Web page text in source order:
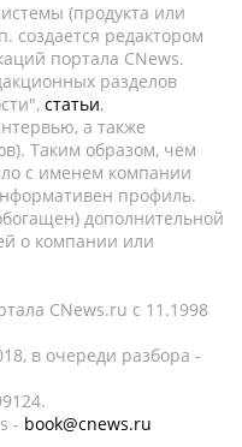
(продукта или
создается редактором
портала CNews.
разделов
статьи,
а также
Таким образом, чем
с именем компании
профиль.
дополнительной
о компании или
CNews.ru c 11.1998
в очереди разбора -
- book@cnews.ru